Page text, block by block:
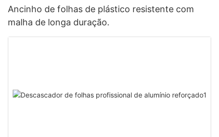
Ancinho de folhas de plástico resistente com
malha de longa duração.